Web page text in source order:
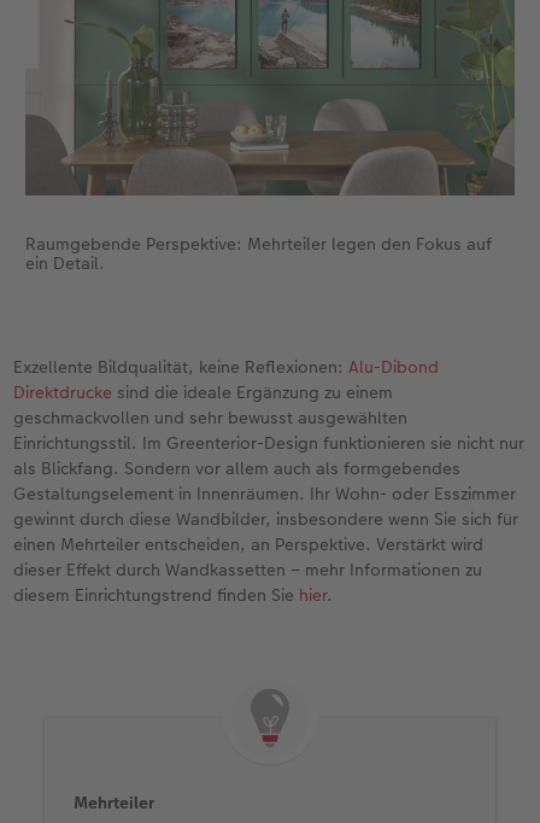
Raumgebende Perspektive: Mehrteiler legen den Fokus auf
ein Detail.
Exzellente Bildqualität, keine Reflexionen:Alu-Dibond
Direktdrucke sind die ideale Ergänzung zu einem
geschmackvollen und sehr bewusst ausgewählten
Einrichtungsstil. Im Greenterior-Design funktionieren sie nicht nur
als Blickfang. Sondern vor allem auch als formgebendes
Gestaltungselement in Innenräumen. Ihr Wohn- oder Esszimmer
gewinnt durch diese Wandbilder, insbesondere wenn Sie sich für
einen Mehrteiler entscheiden, an Perspektive. Verstärkt wird
dieser Effekt durch Wandkassetten – mehr Informationen zu
diesem Einrichtungstrend finden Sie hier.
Mehrteiler